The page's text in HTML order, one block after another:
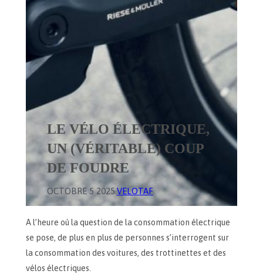
LE VÉLO ÉLECTRIQUE,
UN (VÉRITABLE) COUP
DE FOUDRE
OCTOBRE 5 2025.VELOTAF
A l’heure où la question de la consommation électrique
se pose, de plus en plus de personnes s’interrogent sur
la consommation des voitures, des trottinettes et des
vélos électriques.